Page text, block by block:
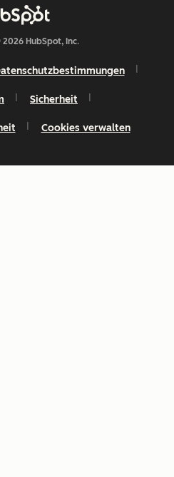
HubSpot, Inc.
Sicherheit
Cookies verwalten